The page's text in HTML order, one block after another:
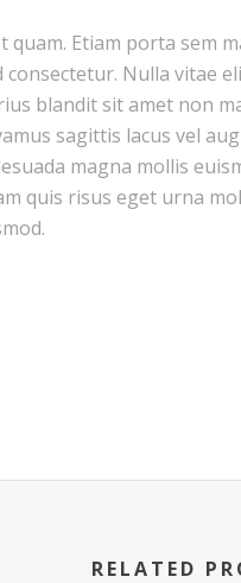
Etiam porta sem
Nulla vitae
blandit sit amet non
sagittis lacus vel
magna mollis
quis risus eget urna
RELATED